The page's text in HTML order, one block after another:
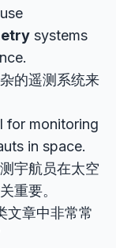
systems
的遥测系统来
for monitoring
in space.
宇航员在太空
重要。
文章中非常常